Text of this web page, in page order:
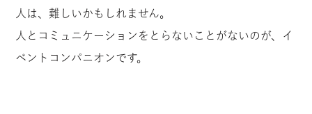
人は、難しいかもしれません。
人とコミュニケーションをとらないことがないのが、イ
ベントコンパニオンです。